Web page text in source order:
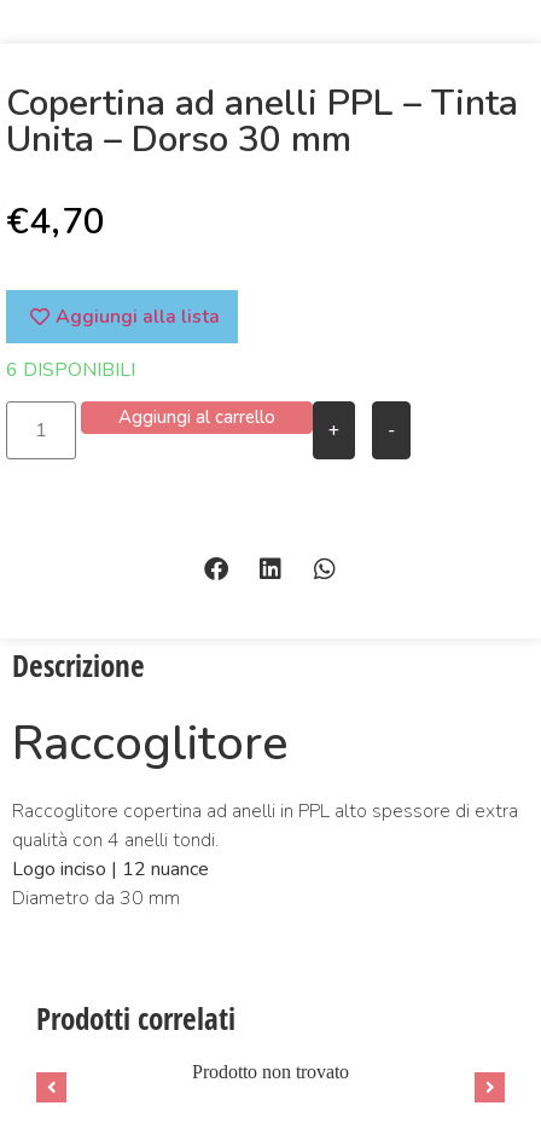
Copertina ad anelli PPL – Tinta
Unita – Dorso 30 mm
€4,70
Aggiungi alla lista
6 DISPONIBILI
+ -
Aggiungi al carrello
Descrizione
Raccoglitore
Raccoglitore copertina ad anelli in PPL alto spessore di extra
qualità con 4 anelli tondi.
Logo inciso | 12 nuance
Diametro da 30 mm
Prodotti correlati
Prodotto non trovato